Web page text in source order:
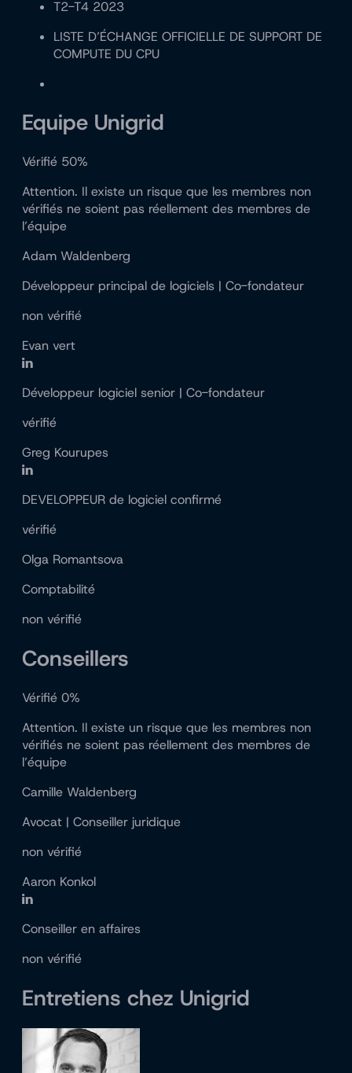
T2-T4 2023
LISTE D’ÉCHANGE OFFICIELLE DE SUPPORT DE
COMPUTE DU CPU
Equipe Unigrid
Vérifié 50%
Attention. Il existe un risque que les membres non
vérifiés ne soient pas réellement des membres de
l’équipe
Adam Waldenberg
Développeur principal de logiciels | Co-fondateur
non vérifié
Evan vert
Développeur logiciel senior | Co-fondateur
vérifié
Greg Kourupes
DEVELOPPEUR de logiciel confirmé
vérifié
Olga Romantsova
Comptabilité
non vérifié
Conseillers
Vérifié 0%
Attention. Il existe un risque que les membres non
vérifiés ne soient pas réellement des membres de
l’équipe
Camille Waldenberg
Avocat | Conseiller juridique
non vérifié
Aaron Konkol
Conseiller en affaires
non vérifié
Entretiens chez Unigrid